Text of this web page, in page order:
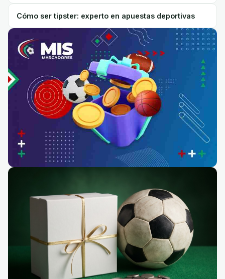
Cómo ser tipster: experto en apuestas deportivas